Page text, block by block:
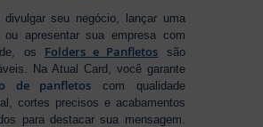
divulgar seu negócio, lançar uma
ou apresentar sua empresa com
os Folders e Panfletos são
Na Atual Card, você garante
de panfletos com qualidade
cortes precisos e acabamentos
para destacar sua mensagem.